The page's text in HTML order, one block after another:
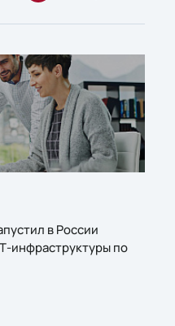
в России
инфраструктуры по